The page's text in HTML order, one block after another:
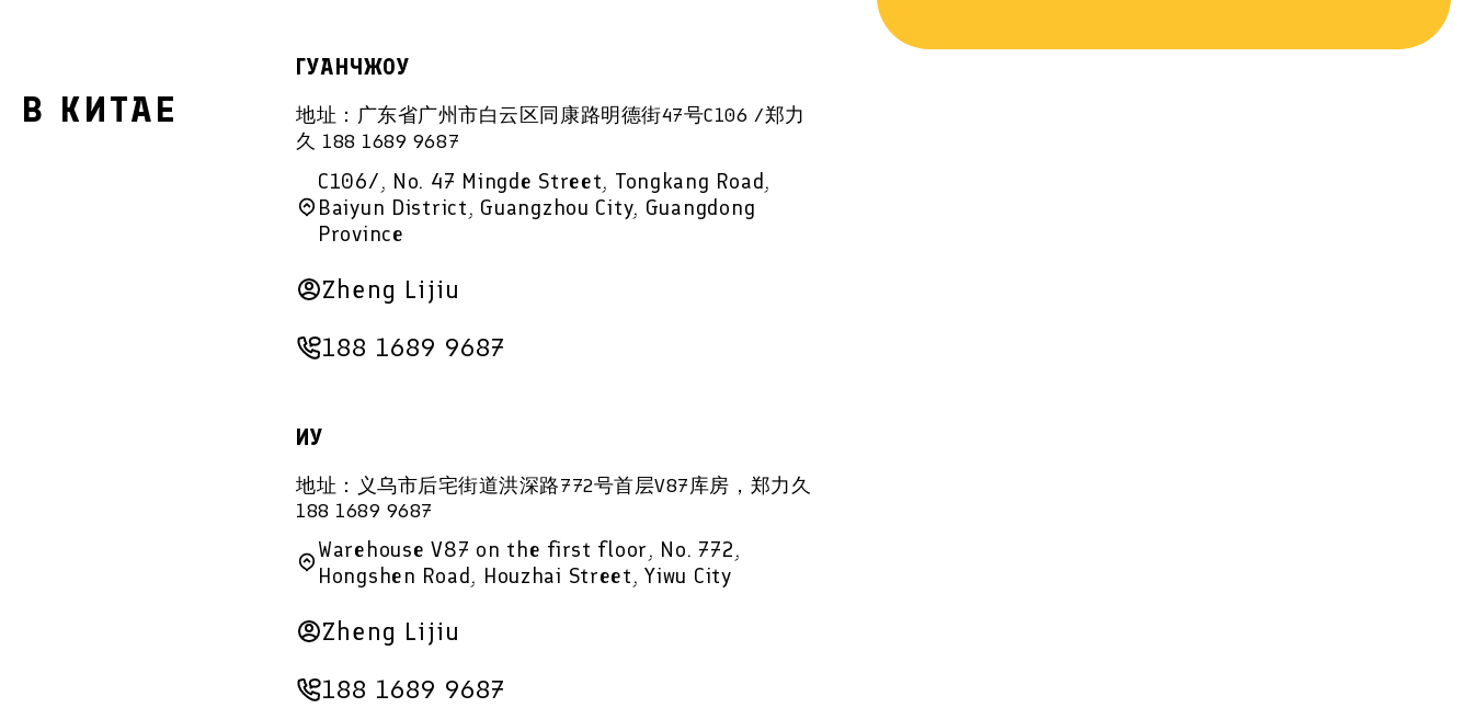
В КИТАЕ
ГУАНЧЖОУ
地址：广东省广州市白云区同康路明德街47号C106 /郑力
久 188 1689 9687
C106/, No. 47 Mingde Street, Tongkang Road,
Baiyun District, Guangzhou City, Guangdong
Province
Zheng Lijiu
188 1689 9687
ИУ
地址：义乌市后宅街道洪深路772号首层V87库房，郑力久
188 1689 9687
Warehouse V87 on the first floor, No. 772,
Hongshen Road, Houzhai Street, Yiwu City
Zheng Lijiu
188 1689 9687